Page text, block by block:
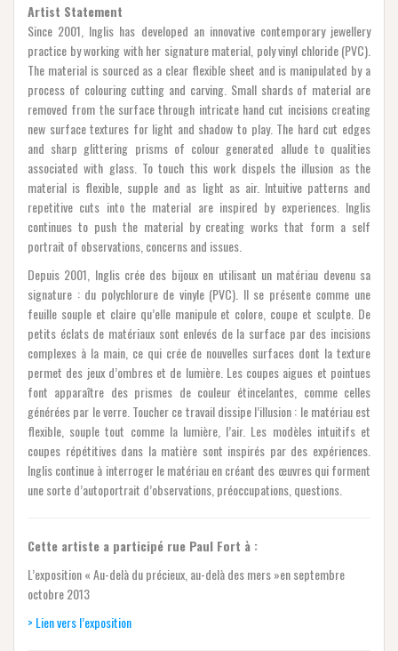
Artist Statement
Since 2001, Inglis has developed an innovative contemporary jewellery
practice by working with her signature material, poly vinyl chloride (PVC).
The material is sourced as a clear flexible sheet and is manipulated by a
process of colouring cutting and carving. Small shards of material are
removed from the surface through intricate hand cut incisions creating
new surface textures for light and shadow to play. The hard cut edges
and sharp glittering prisms of colour generated allude to qualities
associated with glass. To touch this work dispels the illusion as the
material is flexible, supple and as light as air. Intuitive patterns and
repetitive cuts into the material are inspired by experiences. Inglis
continues to push the material by creating works that form a self
portrait of observations, concerns and issues.
Depuis 2001, Inglis crée des bijoux en utilisant un matériau devenu sa
signature : du polychlorure de vinyle (PVC). Il se présente comme une
feuille souple et claire qu’elle manipule et colore, coupe et sculpte. De
petits éclats de matériaux sont enlevés de la surface par des incisions
complexes à la main, ce qui crée de nouvelles surfaces dont la texture
permet des jeux d’ombres et de lumière. Les coupes aigues et pointues
font apparaître des prismes de couleur étincelantes, comme celles
générées par le verre. Toucher ce travail dissipe l’illusion : le matériau est
flexible, souple tout comme la lumière, l’air. Les modèles intuitifs et
coupes répétitives dans la matière sont inspirés par des expériences.
Inglis continue à interroger le matériau en créant des œuvres qui forment
une sorte d’autoportrait d’observations, préoccupations, questions.
Cette artiste a participé rue Paul Fort à :
L’exposition « Au-delà du précieux, au-delà des mers »en septembre
octobre 2013
> Lien vers l’exposition